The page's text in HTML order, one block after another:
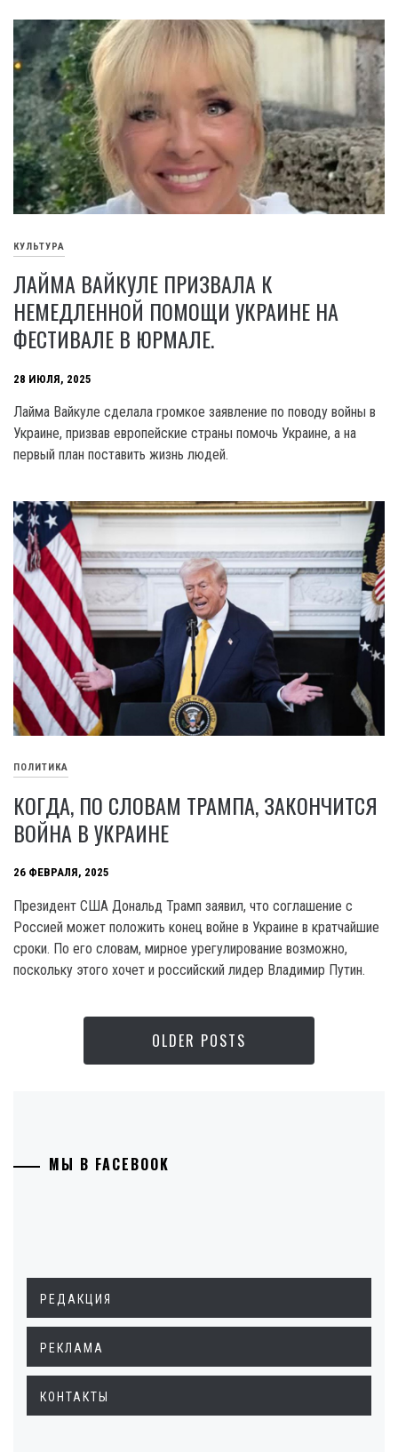
КУЛЬТУРА
ЛАЙМА ВАЙКУЛЕ ПРИЗВАЛА К
НЕМЕДЛЕННОЙ ПОМОЩИ УКРАИНЕ НА
ФЕСТИВАЛЕ В ЮРМАЛЕ.
28 ИЮЛЯ, 2025
Лайма Вайкуле сделала громкое заявление по поводу войны в
Украине, призвав европейские страны помочь Украине, а на
первый план поставить жизнь людей.
ПОЛИТИКА
КОГДА, ПО СЛОВАМ ТРАМПА, ЗАКОНЧИТСЯ
ВОЙНА В УКРАИНЕ
26 ФЕВРАЛЯ, 2025
Президент США Дональд Трамп заявил, что соглашение с
Россией может положить конец войне в Украине в кратчайшие
сроки. По его словам, мирное урегулирование возможно,
поскольку этого хочет и российский лидер Владимир Путин.
OLDER POSTS
МЫ В FACEBOOK
РЕДАКЦИЯ
РЕКЛАМА
КОНТАКТЫ